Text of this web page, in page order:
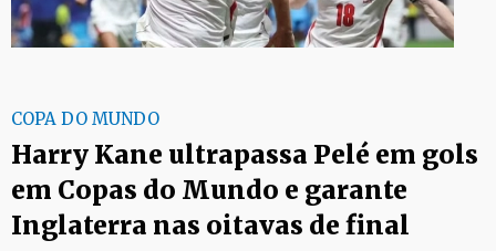
COPA DO MUNDO
Harry Kane ultrapassa Pelé em gols
em Copas do Mundo e garante
Inglaterra nas oitavas de final